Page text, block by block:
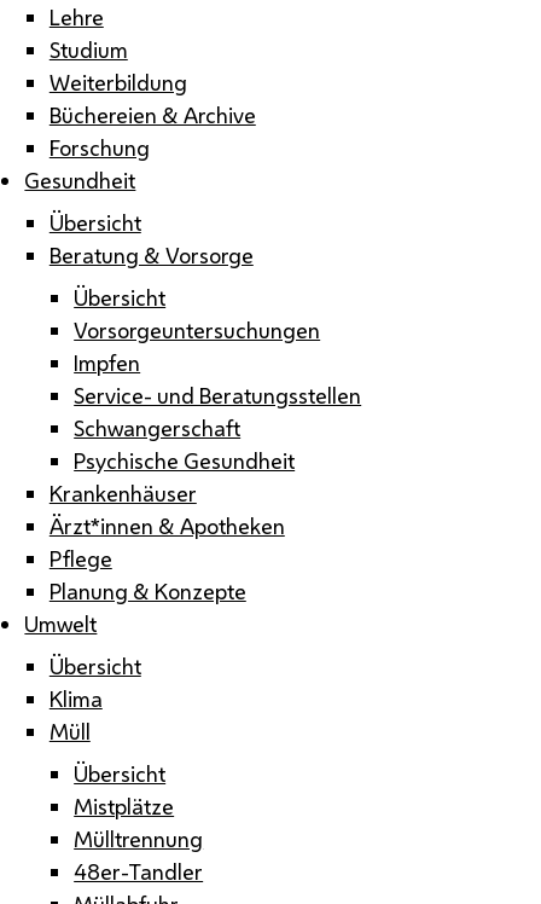
Lehre
Studium
Weiterbildung
Büchereien & Archive
Forschung
Gesundheit
Übersicht
Beratung & Vorsorge
Übersicht
Vorsorgeuntersuchungen
Impfen
Service- und Beratungsstellen
Schwangerschaft
Psychische Gesundheit
Krankenhäuser
Ärzt*innen & Apotheken
Pflege
Planung & Konzepte
Umwelt
Übersicht
Klima
Müll
Übersicht
Mistplätze
Mülltrennung
48er-Tandler